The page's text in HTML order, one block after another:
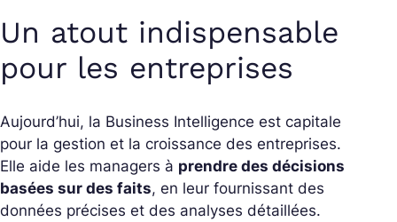
Un atout indispensable
pour les entreprises
Aujourd’hui, la Business Intelligence est capitale
pour la gestion et la croissance des entreprises.
Elle aide les managers à prendre des décisions
basées sur des faits, en leur fournissant des
données précises et des analyses détaillées.